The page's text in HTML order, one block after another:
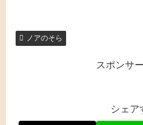
ノアのそら
スポンサ
シェア